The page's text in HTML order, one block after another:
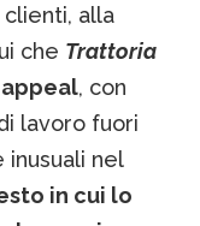
clienti, alla
che Trattoria
, con
lavoro fuori
nel
in cui lo